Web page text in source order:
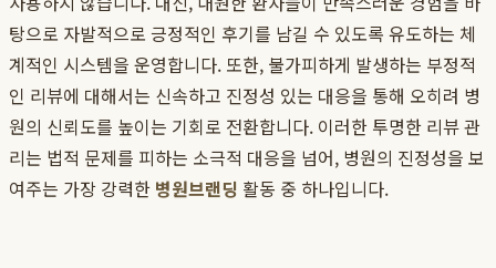
탕으로 자발적으로 긍정적인 후기를 남길 수 있도록 유도하는 체
계적인 시스템을 운영합니다. 또한, 불가피하게 발생하는 부정적
인 리뷰에 대해서는 신속하고 진정성 있는 대응을 통해 오히려 병
원의 신뢰도를 높이는 기회로 전환합니다. 이러한 투명한 리뷰 관
리는 법적 문제를 피하는 소극적 대응을 넘어, 병원의 진정성을 보
여주는 가장 강력한 병원브랜딩 활동 중 하나입니다.